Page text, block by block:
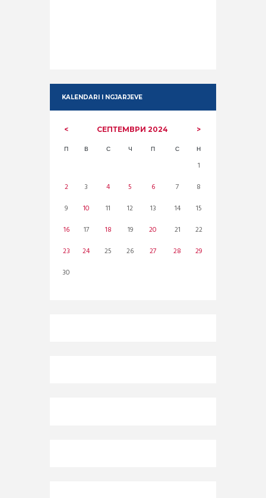
KALENDARI I NGJARJEVE
СЕПТЕМВРИ2024
П В С Ч П С Н
1
2
3 4 5 6 7
8
9
10 11 12 13 14
15
16
17 18 19 20 21
22
23
24 25 26 27 28
29
30